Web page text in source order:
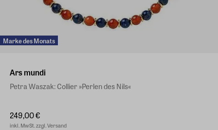
Marke des Monats
Ars mundi
Petra Waszak: Collier »Perlen des Nils«
249,00 €
inkl. MwSt. zzgl. Versand